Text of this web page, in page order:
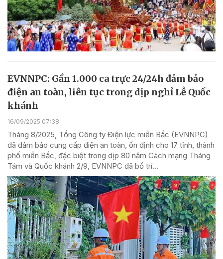
EVNNPC: Gần 1.000 ca trực 24/24h đảm bảo
điện an toàn, liên tục trong dịp nghỉ Lễ Quốc
khánh
16/09/2025 07:38
Tháng 8/2025, Tổng Công ty Điện lực miền Bắc (EVNNPC)
đã đảm bảo cung cấp điện an toàn, ổn định cho 17 tỉnh, thành
phố miền Bắc, đặc biệt trong dịp 80 năm Cách mạng Tháng
Tám và Quốc khánh 2/9, EVNNPC đã bố trí...